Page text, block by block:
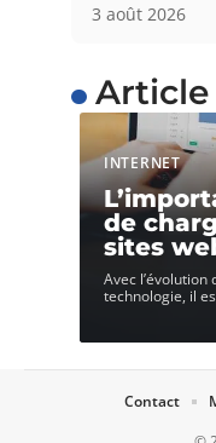
3 août 2026
INTERNET
de
sites
Avec l’évolution
technologie, il
Contact